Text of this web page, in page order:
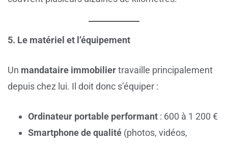
5. Le matériel et l’équipement
Un mandataire immobiliertravaille principalement
depuis chez lui. Il doit donc s’équiper :
Ordinateur portable performant : 600 à 1 200 €
Smartphone de qualité (photos, vidéos,